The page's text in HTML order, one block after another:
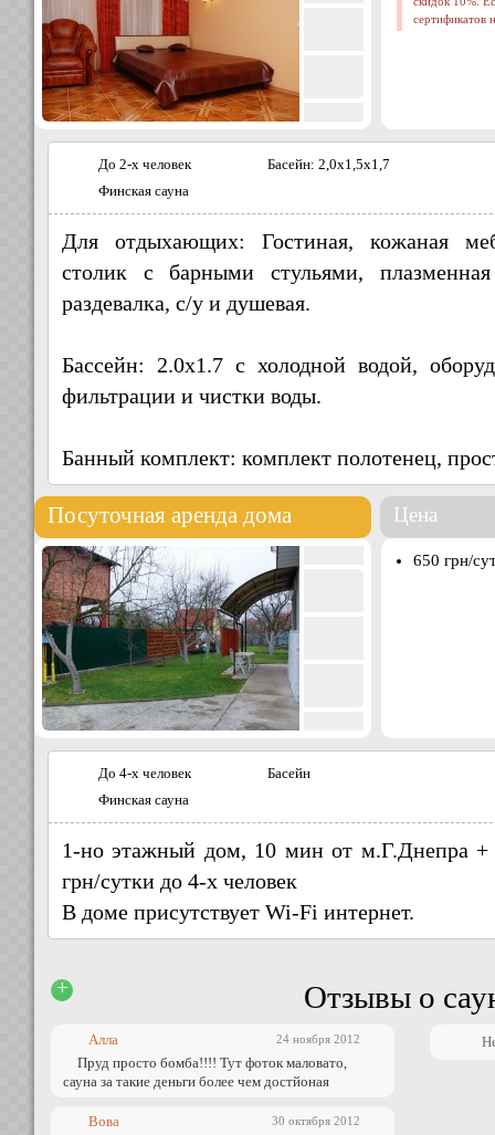
сертификатов
До 2-х человек
Финская сауна
Басейн: 2,0х1,5х1,7
Для отдыхающих: Гостиная, кожаная
столик с барными стульями,
раздевалка, с/у и душевая.
Бассейн: 2.0х1.7 с холодной водой,
фильтрации и чистки воды.
Банный комплект: комплект полотенец,
Посуточная аренда дома Цена
650 грн/
До 4-х человек
Финская сауна
Басейн
1-но этажный дом, 10 мин от м.Г.Днепра +
грн/сутки до 4-х человек
В доме присутствует Wi-Fi интернет.
+ Отзывы о
24 ноября 2012
Алла
Пруд просто бомба!!!! Тут фоток маловато,
сауна за такие деньги более чем достйоная
30 октября 2012
Вова